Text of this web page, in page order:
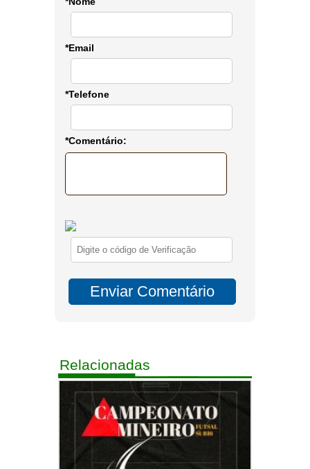
*Email
*Telefone
*Comentário:
Relacionadas